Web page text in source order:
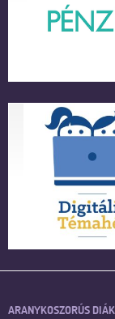
ARANYKOSZORÚS